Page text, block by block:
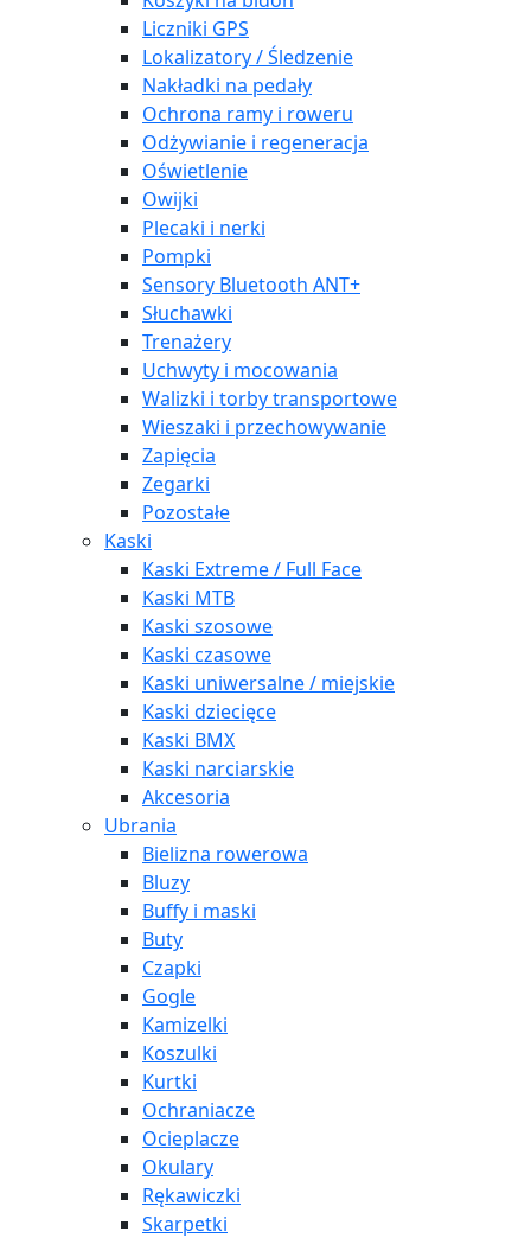
Liczniki GPS
Lokalizatory / Śledzenie
Nakładki na pedały
Ochrona ramy i roweru
Odżywianie i regeneracja
Oświetlenie
Owijki
Plecaki i nerki
Pompki
Sensory Bluetooth ANT+
Słuchawki
Trenażery
Uchwyty i mocowania
Walizki i torby transportowe
Wieszaki i przechowywanie
Zapięcia
Zegarki
Pozostałe
Kaski
Kaski Extreme / Full Face
Kaski MTB
Kaski szosowe
Kaski czasowe
Kaski uniwersalne / miejskie
Kaski dziecięce
Kaski BMX
Kaski narciarskie
Akcesoria
Ubrania
Bielizna rowerowa
Bluzy
Buffy i maski
Buty
Czapki
Gogle
Kamizelki
Koszulki
Kurtki
Ochraniacze
Ocieplacze
Okulary
Rękawiczki
Skarpetki